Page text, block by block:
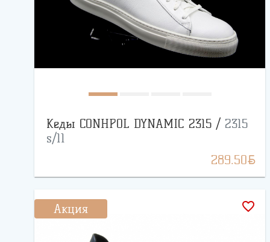
Кеды CONHPOL DYNAMIC 2315 / 2315
s/11
289.50BYN
Акция favorite_border